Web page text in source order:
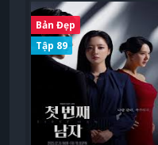
Bản Đẹp
Tập 89